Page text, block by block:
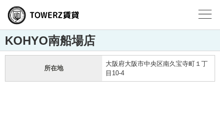
KOHYO南船場店
所在地
大阪府大阪市中央区南久宝寺町１丁
目10-4